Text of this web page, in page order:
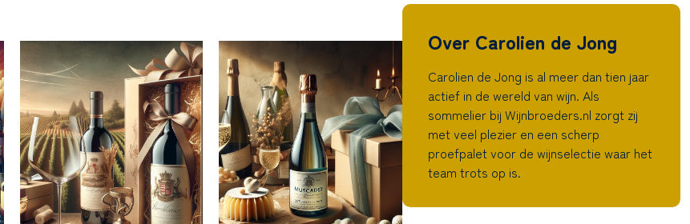
Over Carolien de Jong
Carolien de Jong is al meer dan tien jaar
actief in de wereld van wijn. Als
sommelier bij Wijnbroeders.nl zorgt zij
met veel plezier en een scherp
proefpalet voor de wijnselectie waar het
team trots op is.